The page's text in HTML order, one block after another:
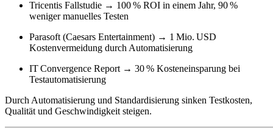
Tricentis Fallstudie → 100 % ROI in einem Jahr, 90 %
weniger manuelles Testen
Parasoft (Caesars Entertainment) → 1 Mio. USD
Kostenvermeidung durch Automatisierung
IT Convergence Report → 30 % Kosteneinsparung bei
Testautomatisierung
Durch Automatisierung und Standardisierung sinken Testkosten,
Qualität und Geschwindigkeit steigen.